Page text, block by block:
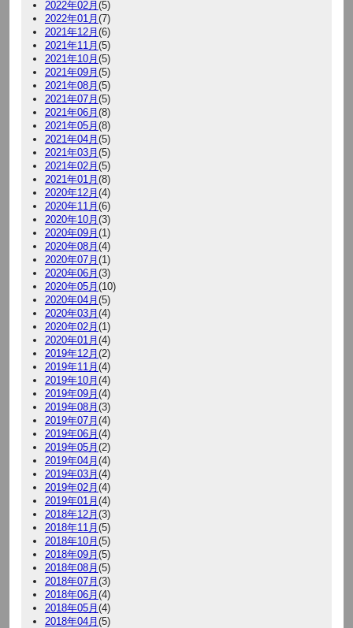
2022年02月 (5)
2022年01月 (7)
2021年12月 (6)
2021年11月 (5)
2021年10月 (5)
2021年09月 (5)
2021年08月 (5)
2021年07月 (5)
2021年06月 (8)
2021年05月 (8)
2021年04月 (5)
2021年03月 (5)
2021年02月 (5)
2021年01月 (8)
2020年12月 (4)
2020年11月 (6)
2020年10月 (3)
2020年09月 (1)
2020年08月 (4)
2020年07月 (1)
2020年06月 (3)
2020年05月 (10)
2020年04月 (5)
2020年03月 (4)
2020年02月 (1)
2020年01月 (4)
2019年12月 (2)
2019年11月 (4)
2019年10月 (4)
2019年09月 (4)
2019年08月 (3)
2019年07月 (4)
2019年06月 (4)
2019年05月 (2)
2019年04月 (4)
2019年03月 (4)
2019年02月 (4)
2019年01月 (4)
2018年12月 (3)
2018年11月 (5)
2018年10月 (5)
2018年09月 (5)
2018年08月 (5)
2018年07月 (3)
2018年06月 (4)
2018年05月 (4)
2018年04月 (5)